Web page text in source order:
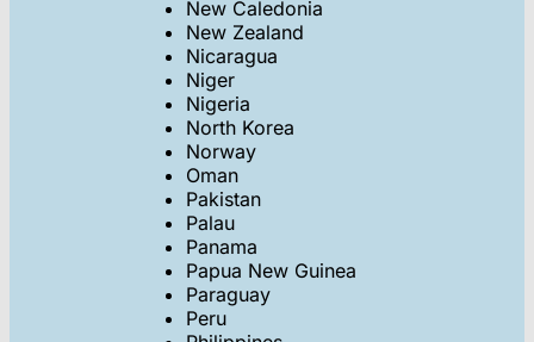
New Caledonia
New Zealand
Nicaragua
Niger
Nigeria
North Korea
Norway
Oman
Pakistan
Palau
Panama
Papua New Guinea
Paraguay
Peru